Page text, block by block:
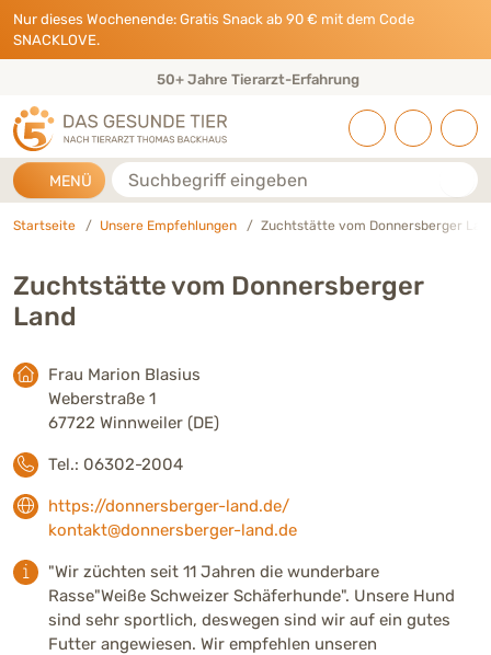
Direkt zu:
INHALT
HAUPTMENÜ
FOOTER
Nur dieses Wochenende: Gratis Snack ab 90 € mit dem Code
SNACKLOVE.
50+ Jahre Tierarzt-Erfahrung
MENÜ Suche
Startseite Unsere Empfehlungen Zuchtstätte vom Donnersberger
Zuchtstätte vom Donnersberger
Land
Frau Marion Blasius
Weberstraße 1
67722 Winnweiler (DE)
Tel.: 06302-2004
https://donnersberger-land.de/
kontakt@donnersberger-land.de
"Wir züchten seit 11 Jahren die wunderbare
Rasse"Weiße Schweizer Schäferhunde". Unsere Hund
sind sehr sportlich, deswegen sind wir auf ein gutes
Futter angewiesen. Wir empfehlen unseren